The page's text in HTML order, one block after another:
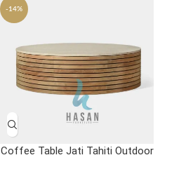
-14%
Coffee Table Jati Tahiti Outdoor